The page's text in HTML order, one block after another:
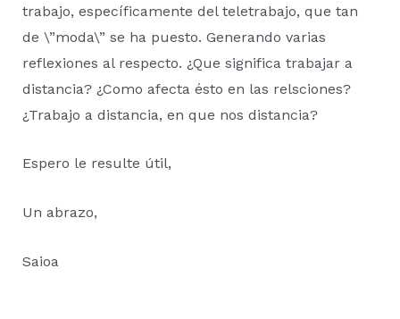
trabajo, específicamente del teletrabajo, que tan
de \”moda\” se ha puesto. Generando varias
reflexiones al respecto. ¿Que significa trabajar a
distancia? ¿Como afecta ésto en las relsciones?
¿Trabajo a distancia, en que nos distancia?
Espero le resulte útil,
Un abrazo,
Saioa